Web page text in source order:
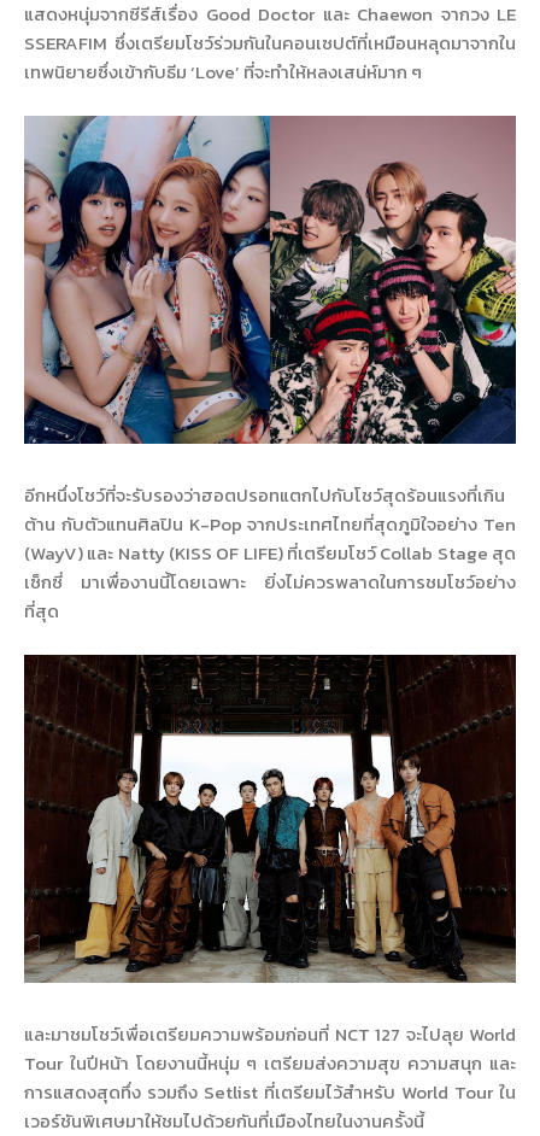
แสดงหนุ่มจากซีรีส์เรื่อง Good Doctor และ Chaewon จากวง LE
SSERAFIM ซึ่งเตรียมโชว์ร่วมกันในคอนเซปต์ที่เหมือนหลุดมาจากใน
เทพนิยายซึ่งเข้ากับธีม ‘Love’ ที่จะทำให้หลงเสน่ห์มาก ๆ
อีกหนึ่งโชว์ที่จะรับรองว่าฮอตปรอทแตกไปกับโชว์สุดร้อนแรงที่เกิน
ต้าน กับตัวแทนศิลปิน K-Pop จากประเทศไทยที่สุดภูมิใจอย่าง Ten
(WayV) และ Natty (KISS OF LIFE) ที่เตรียมโชว์ Collab Stage สุด
เซ็กซี่ มาเพื่องานนี้โดยเฉพาะ ยิ่งไม่ควรพลาดในการชมโชว์อย่าง
ที่สุด
และมาชมโชว์เพื่อเตรียมความพร้อมก่อนที่ NCT 127 จะไปลุย World
Tour ในปีหน้า โดยงานนี้หนุ่ม ๆ เตรียมส่งความสุข ความสนุก และ
การแสดงสุดทึ่ง รวมถึง Setlist ที่เตรียมไว้สำหรับ World Tour ใน
เวอร์ชันพิเศษมาให้ชมไปด้วยกันที่เมืองไทยในงานครั้งนี้